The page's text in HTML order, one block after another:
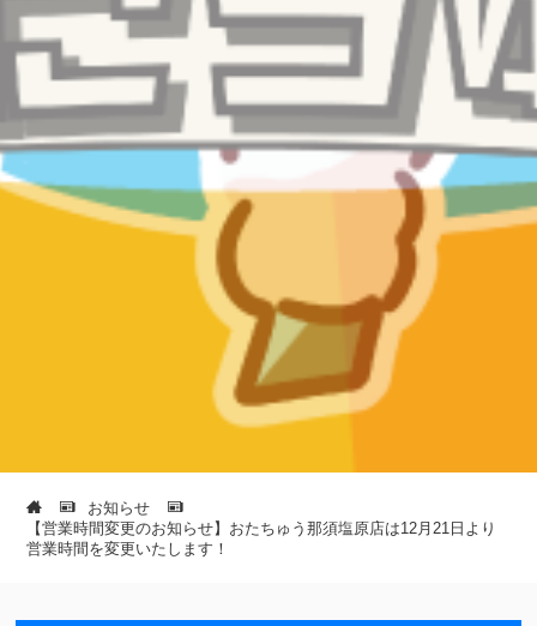
お知らせ
【営業時間変更のお知らせ】おたちゅう那須塩原店は12月21日より
営業時間を変更いたします！